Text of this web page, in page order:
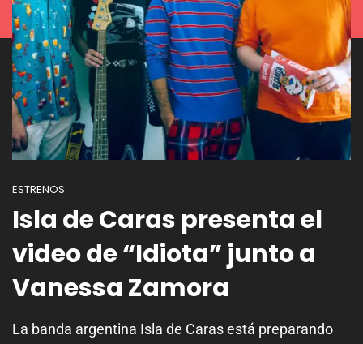
ESTRENOS
Isla de Caras presenta el
video de “Idiota” junto a
Vanessa Zamora
La banda argentina Isla de Caras está preparando